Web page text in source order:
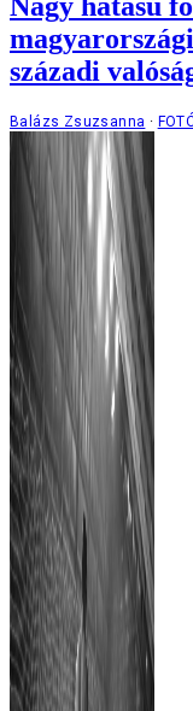
századi
Balázs Zsuzsanna